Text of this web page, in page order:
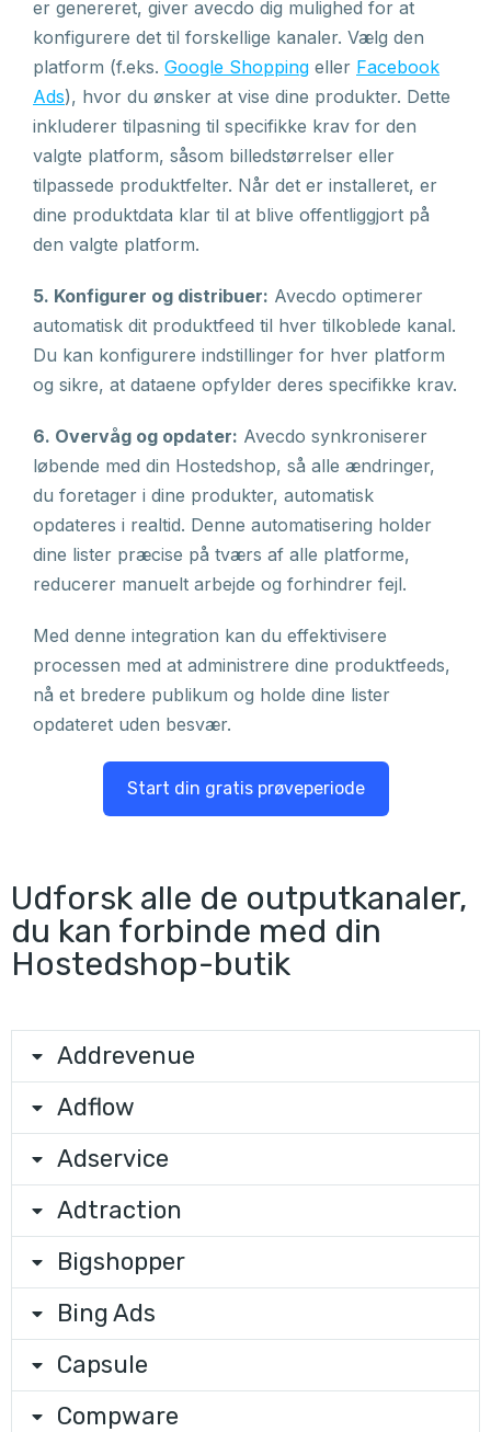
er genereret, giver avecdo dig mulighed for at
konfigurere det til forskellige kanaler. Vælg den
platform (f.eks. Google Shopping eller Facebook
Ads), hvor du ønsker at vise dine produkter. Dette
inkluderer tilpasning til specifikke krav for den
valgte platform, såsom billedstørrelser eller
tilpassede produktfelter. Når det er installeret, er
dine produktdata klar til at blive offentliggjort på
den valgte platform.
5. Konfigurer og distribuer: Avecdo optimerer
automatisk dit produktfeed til hver tilkoblede kanal.
Du kan konfigurere indstillinger for hver platform
og sikre, at dataene opfylder deres specifikke krav.
6. Overvåg og opdater: Avecdo synkroniserer
løbende med din Hostedshop, så alle ændringer,
du foretager i dine produkter, automatisk
opdateres i realtid. Denne automatisering holder
dine lister præcise på tværs af alle platforme,
reducerer manuelt arbejde og forhindrer fejl.
Med denne integration kan du effektivisere
processen med at administrere dine produktfeeds,
nå et bredere publikum og holde dine lister
opdateret uden besvær.
Start din gratis prøveperiode
Udforsk alle de outputkanaler,
du kan forbinde med din
Hostedshop-butik
Addrevenue
Adflow
Adservice
Adtraction
Bigshopper
Bing Ads
Capsule
Compware